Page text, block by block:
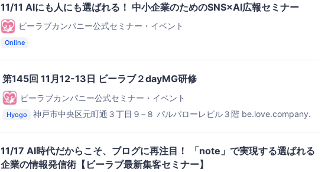
11/11 AIにも人にも選ばれる！ 中小企業のためのSNS×AI広報セミナー
ビーラブカンパニー公式セミナー・イベント
Online
第145回 11月12-13日 ビーラブ２dayMG研修
ビーラブカンパニー公式セミナー・イベント
Hyogo 神戸市中央区元町通３丁目９−８ パルパローレビル３階 be.love.company.
11/17 AI時代だからこそ、ブログに再注目！ 「note」で実現する選ばれる
企業の情報発信術【ビーラブ最新集客セミナー】